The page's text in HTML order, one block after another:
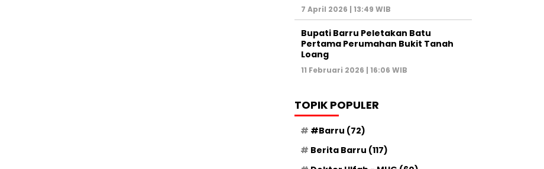
7 April 2026 | 13:49 WIB
Bupati Barru Peletakan Batu
Pertama Perumahan Bukit Tanah
Loang
11 Februari 2026 | 16:06 WIB
TOPIK POPULER
#Barru (72)
Berita Barru (117)